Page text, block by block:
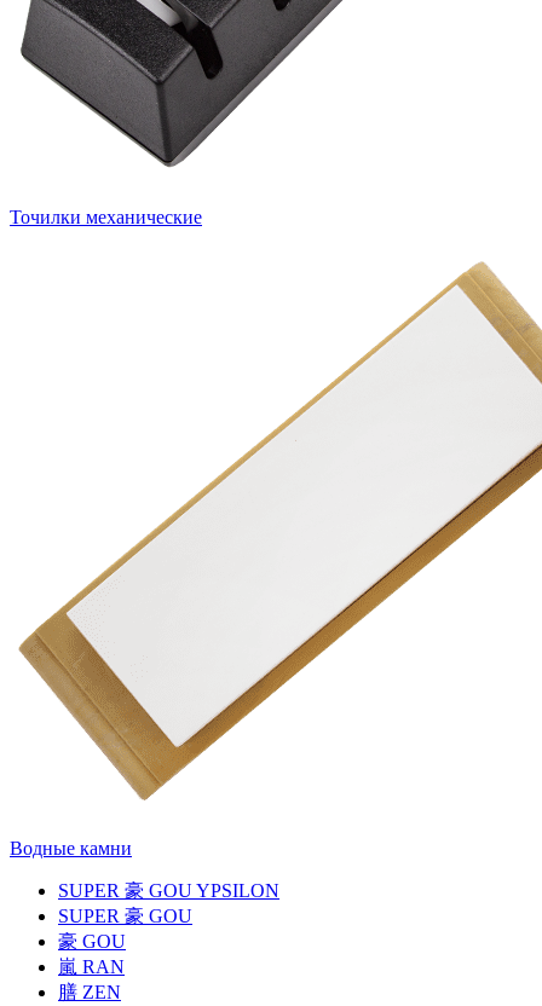
Точилки механические
Водные камни
SUPER 豪 GOU YPSILON
SUPER 豪 GOU
豪 GOU
嵐 RAN
膳 ZEN